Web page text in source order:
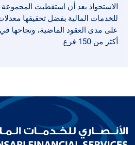
الاستحواذ بعد أن استقطبت المجموعة
للخدمات المالية بفضل تحقيقها
على مدى العقود الماضية، ونجاحها
أكثر من 150 فرع.